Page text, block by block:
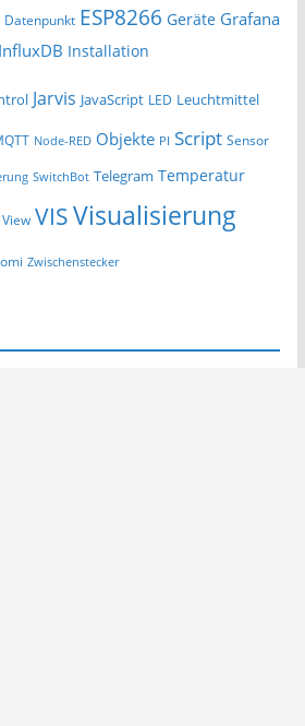
Datenpunkt ESP8266 Geräte Grafana
InfluxDB Installation
Jarvis JavaScript LED Leuchtmittel
Node-RED Objekte PI Script Sensor
SwitchBot Telegram Temperatur
View VISVisualisierung
Zwischenstecker